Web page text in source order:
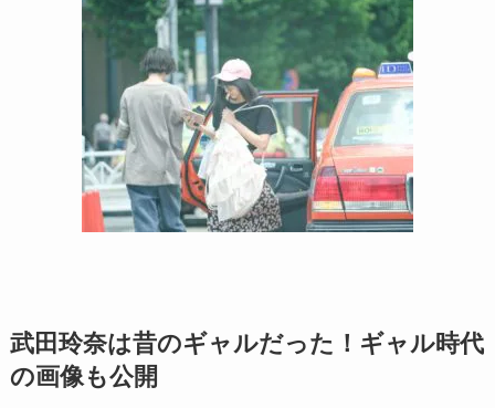
武田玲奈は昔のギャルだった！ギャル時代
の画像も公開